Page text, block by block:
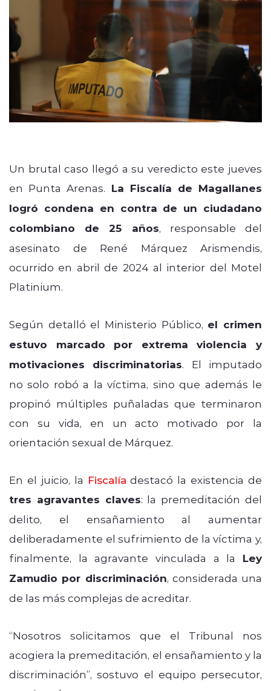
Un brutal caso llegó a su veredicto este jueves
en Punta Arenas. La Fiscalía de Magallanes
logró condena en contra de un ciudadano
colombiano de 25 años, responsable del
asesinato de René Márquez Arismendis,
ocurrido en abril de 2024 al interior del Motel
Platinium.
Según detalló el Ministerio Público, el crimen
estuvo marcado por extrema violencia y
motivaciones discriminatorias. El imputado
no solo robó a la víctima, sino que además le
propinó múltiples puñaladas que terminaron
con su vida, en un acto motivado por la
orientación sexual de Márquez.
En el juicio, la Fiscalía destacó la existencia de
tres agravantes claves: la premeditación del
delito, el ensañamiento al aumentar
deliberadamente el sufrimiento de la víctima y,
finalmente, la agravante vinculada a la Ley
Zamudio por discriminación, considerada una
de las más complejas de acreditar.
“Nosotros solicitamos que el Tribunal nos
acogiera la premeditación, el ensañamiento y la
discriminación”, sostuvo el equipo persecutor,